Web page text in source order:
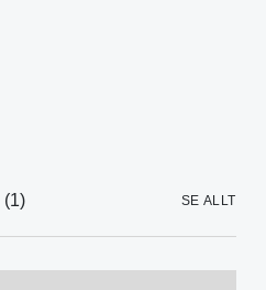
(1) SE ALLT